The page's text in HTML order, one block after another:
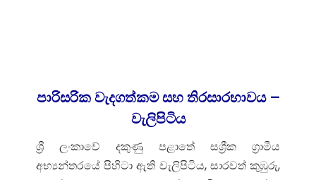
පාරිසරික වැදගත්කම සහ තිරසාරභාවය –
වැලිපිටිය
ශ්‍රී ලංකාවේ දකුණු පළාතේ සශ්‍රීක ග්‍රාමීය
අභ්‍යන්තරයේ පිහිටා ඇති වැලිපිටිය, සාරවත් කුඹුරු,